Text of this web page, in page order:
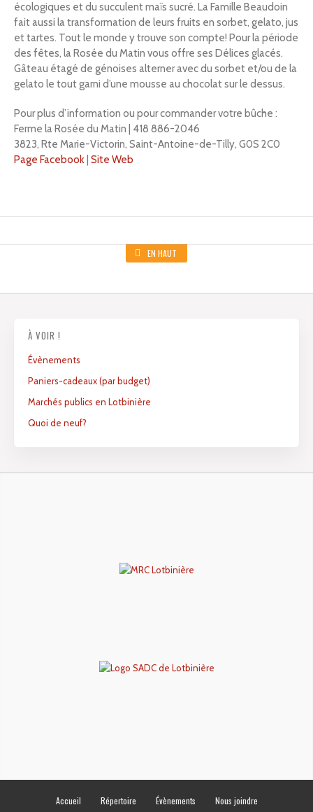
écologiques et du succulent maïs sucré. La Famille Beaudoin
fait aussi la transformation de leurs fruits en sorbet, gelato, jus
et tartes. Tout le monde y trouve son compte! Pour la période
des fêtes, la Rosée du Matin vous offre ses Délices glacés.
Gâteau étagé de génoises alterner avec du sorbet et/ou de la
gelato le tout garni d’une mousse au chocolat sur le dessus.
Pour plus d’information ou pour commander votre bûche :
Ferme la Rosée du Matin | 418 886-2046
3823, Rte Marie-Victorin, Saint-Antoine-de-Tilly, G0S 2C0
Page Facebook Site Web
EN HAUT
À VOIR !
Évènements
Paniers-cadeaux (par budget)
Marchés publics en Lotbinière
Quoi de neuf?
Accueil Répertoire Évènements Nous joindre